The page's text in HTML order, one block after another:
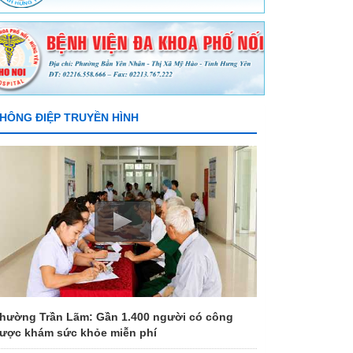
ĐIỆP TRUYỀN HÌNH
Trần Lãm: Gần 1.400 người có công
khám sức khỏe miễn phí